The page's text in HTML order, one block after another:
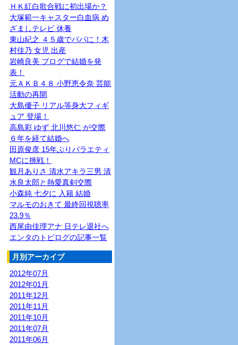
ＨＫ紅白歌合戦に初出場か？
大塚範一キャスター白血病 め
ざましテレビ 休養
東山紀之 ４５歳でパパに！木
村佳乃 女児 出産
岩崎良美 ブログで結婚を発
表！
元ＡＫＢ４８ 小野恵令奈 芸能
活動の再開
大島優子 リアル等身大フィギ
ュア 登場！
高島彩 ゆず 北川悠仁 が交際
６年を経て結婚へ
田原俊彦 15年ぶりバラエティ
MCに挑戦！
観月ありさ 清水アキラ三男 清
水良太郎と熱愛真剣交際
小森純 七夕に 入籍 結婚
マルモのおきて 最終回視聴率
23.9％
西尾由佳理アナ 日テレ退社へ
エンタのトピログの記事一覧
月別アーカイブ
2012年07月
2012年01月
2011年12月
2011年11月
2011年10月
2011年07月
2011年06月